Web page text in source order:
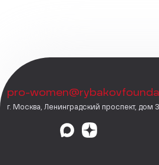
pro-
г. Москва, Ленинградский проспект, дом